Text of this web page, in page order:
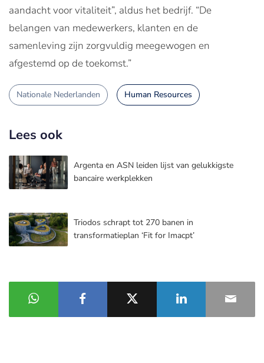
aandacht voor vitaliteit”, aldus het bedrijf. “De
belangen van medewerkers, klanten en de
samenleving zijn zorgvuldig meegewogen en
afgestemd op de toekomst.”
Nationale Nederlanden Human Resources
Lees ook
Argenta en ASN leiden lijst van gelukkigste
bancaire werkplekken
Triodos schrapt tot 270 banen in
transformatieplan ‘Fit for Imacpt’